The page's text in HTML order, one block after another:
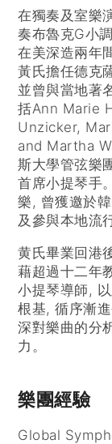
在獨奏及室樂
奏布魯克G小
在美深造兩年
黃氏擔任德克
並曾與當地著
括Ann Marie
Unzicker,
and Martha
斯大學管弦樂
首席小提琴手
樂, 曾獲邀於
及參與本地流
黄氏畢業回港
藉超過十二年
小提琴導師,
根基, 循序漸
深對樂曲的分
力。
樂團經驗
Global